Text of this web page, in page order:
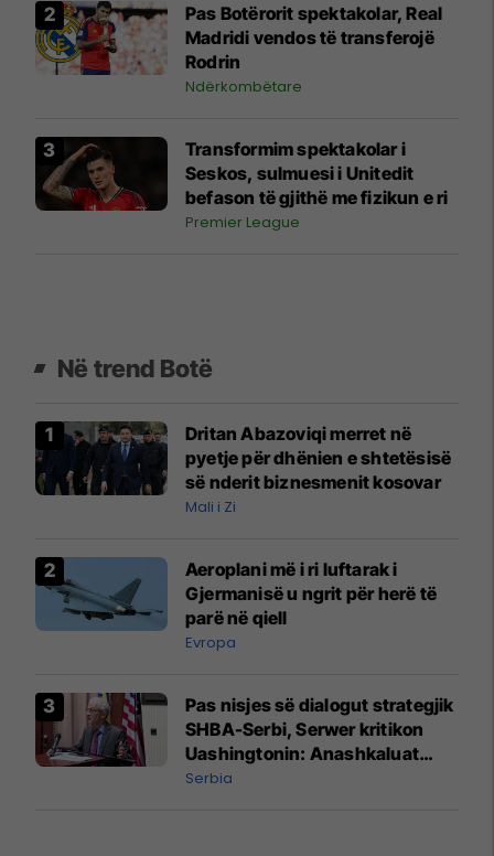
Pas Botërorit spektakolar, Real
Madridi vendos të transferojë
Rodrin
Ndërkombëtare
Transformim spektakolar i
Seskos, sulmuesi i Unitedit
befason të gjithë me fizikun e ri
Premier League
Në trend Botë
Dritan Abazoviqi merret në
pyetje për dhënien e shtetësisë
së nderit biznesmenit kosovar
Mali i Zi
Aeroplani më i ri luftarak i
Gjermanisë u ngrit për herë të
parë në qiell
Evropa
Pas nisjes së dialogut strategjik
SHBA-Serbi, Serwer kritikon
Uashingtonin: Anashkaluat
Banjskën, sulmin ndaj KFOR-it
Serbia